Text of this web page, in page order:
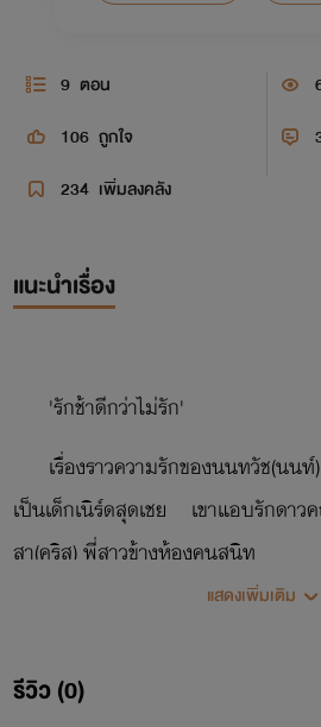
9 ตอน
106 ถูกใจ
234 เพิ่มลงคลัง
แนะนำเรื่อง
'รักช้าดีกว่าไม่รัก'
เรื่องราวความรักของนนทวัช(น
เป็นเด็กเนิร์ดสุดเชย เขาแอบรักด
สา(คริส) พี่สาวข้างห้องคนสนิท
จากนั้นใช้ความดีเอาชนะใจรุ่นพี่ส
หนุ่มแว่นสุดเชยอย่างนนท์
แสดงเพิ่มเติม
รีวิว (0)